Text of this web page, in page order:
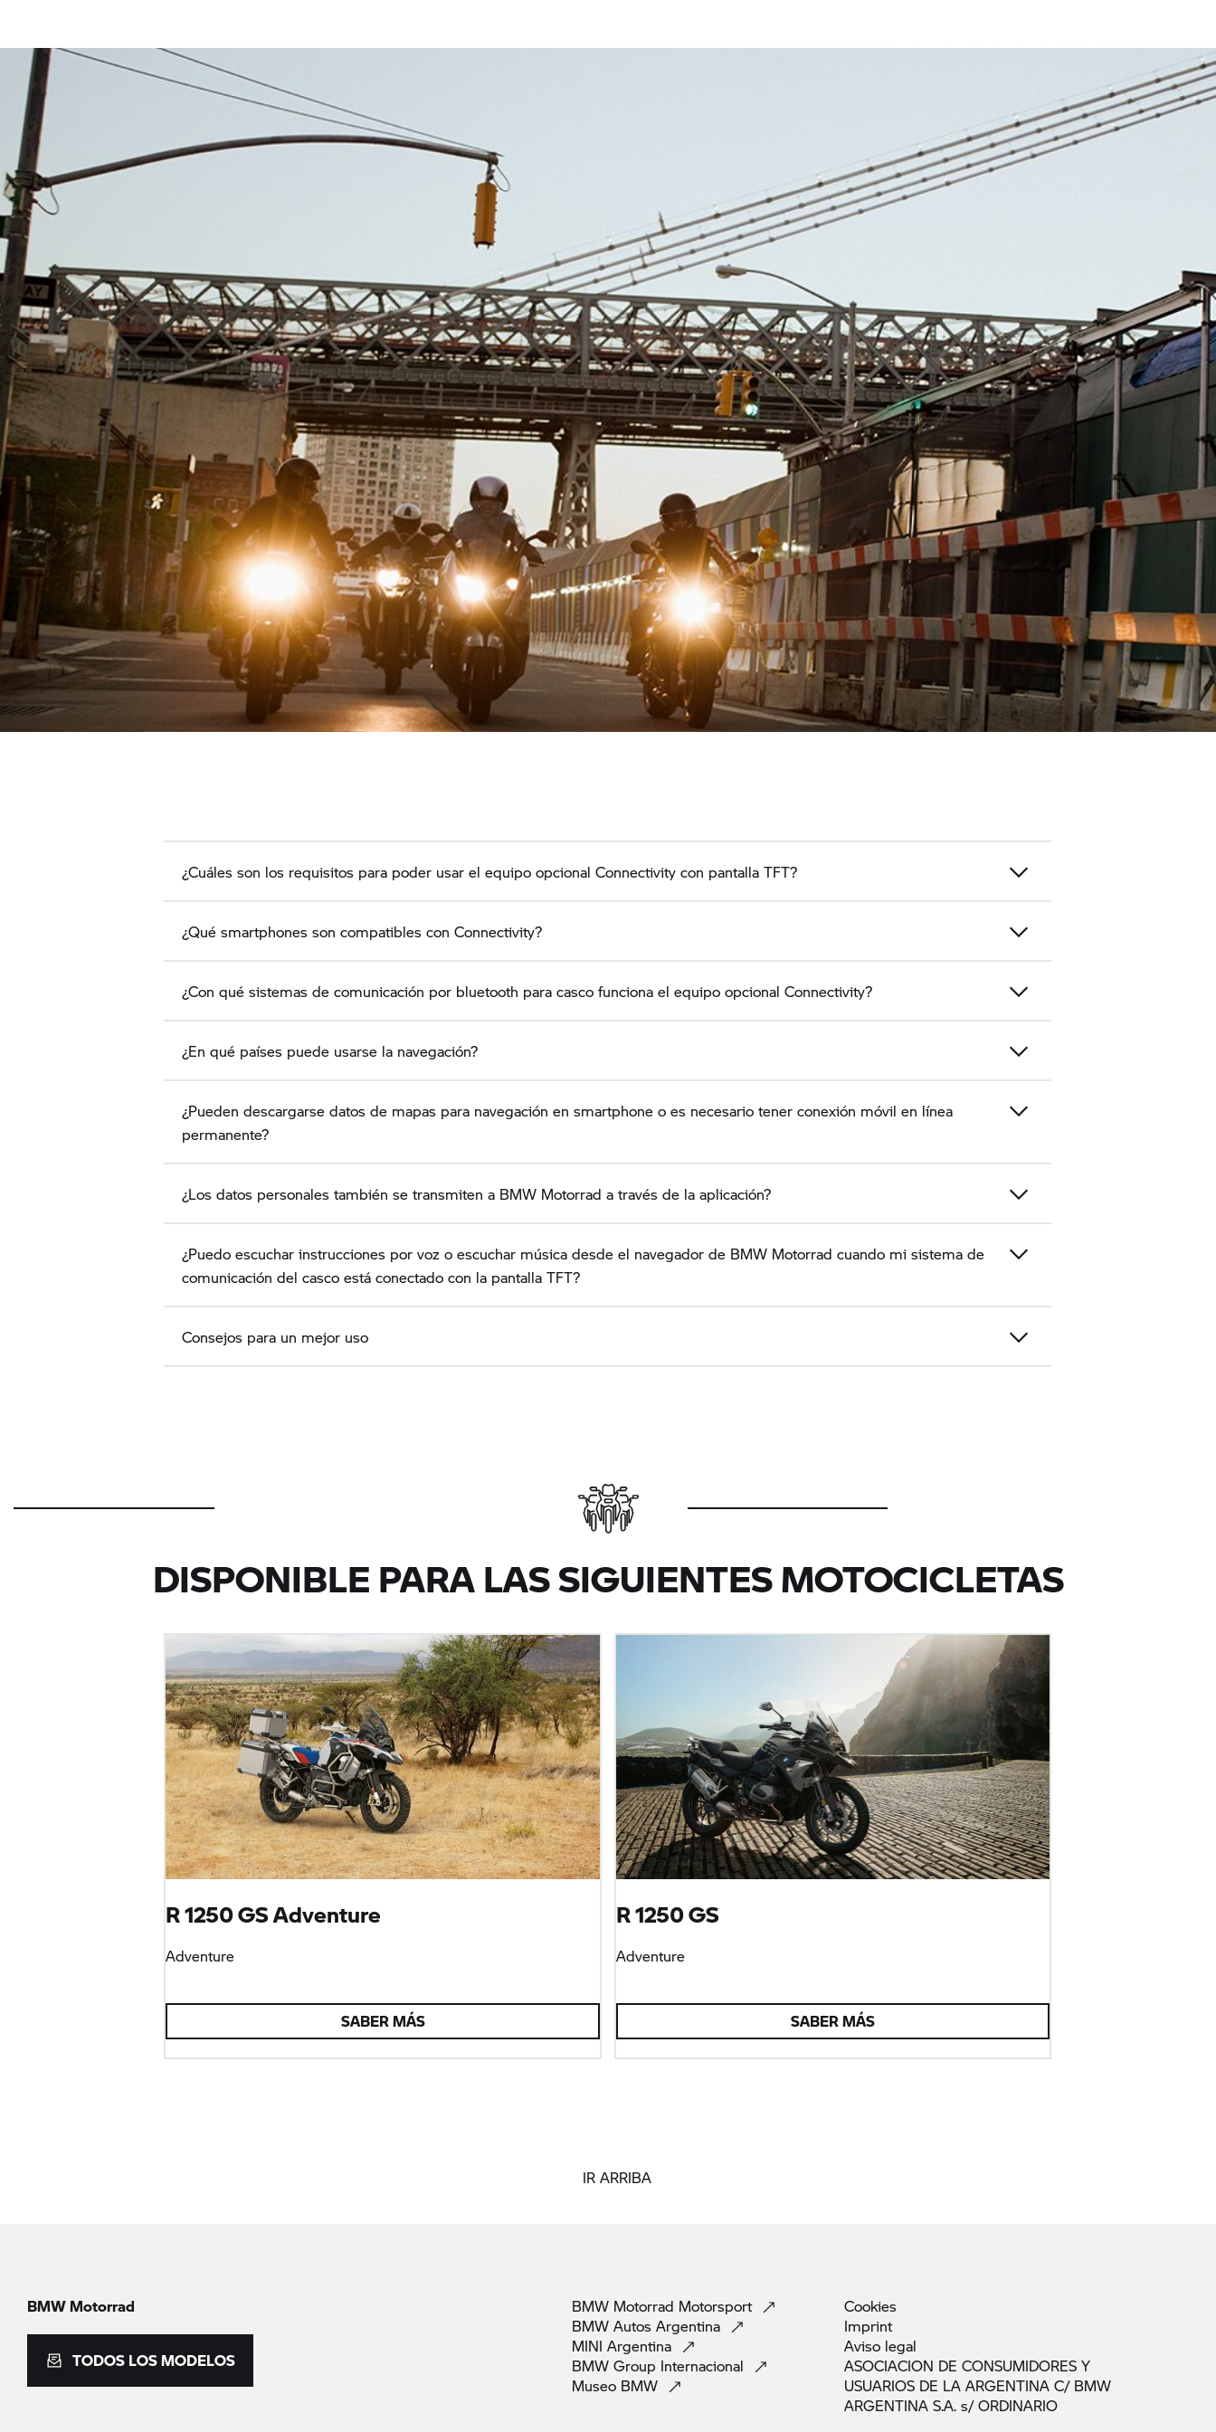
¿Cuáles son los requisitos para poder usar el equipo opcional Connectivity con pantalla TFT?
¿Qué smartphones son compatibles con Connectivity?
¿Con qué sistemas de comunicación por bluetooth para casco funciona el equipo opcional Connectivity?
¿En qué países puede usarse la navegación?
¿Pueden descargarse datos de mapas para navegación en smartphone o es necesario tener conexión móvil en línea
permanente?
¿Los datos personales también se transmiten a BMW Motorrad a través de la aplicación?
¿Puedo escuchar instrucciones por voz o escuchar música desde el navegador de BMW Motorrad cuando mi sistema de
comunicación del casco está conectado con la pantalla TFT?
Consejos para un mejor uso
DISPONIBLE PARA LAS SIGUIENTES MOTOCICLETAS
R 1250 GSAdventure
Adventure
SABER MÁS
R 1250 GS
Adventure
SABER MÁS
IR ARRIBA
BMW Motorrad
TODOS LOS MODELOS
BMW Motorrad Motorsport
BMW Autos Argentina
MINI Argentina
BMW Group Internacional
Museo BMW
Cookies
Imprint
Aviso legal
ASOCIACION DE CONSUMIDORES Y
USUARIOS DE LA ARGENTINA C/ BMW
ARGENTINA S.A. s/ORDINARIO